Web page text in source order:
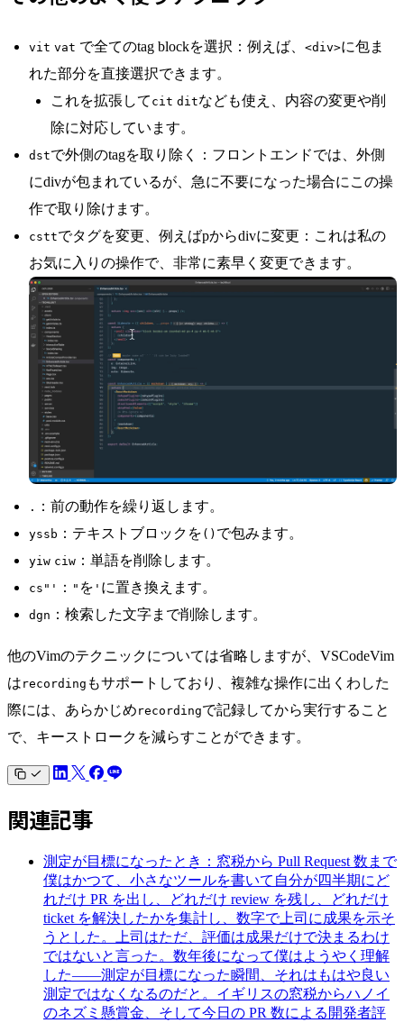
vit vat で全てのtag blockを選択：例えば、 <div>に包ま
れた部分を直接選択できます。
これを拡張して cit ditなども使え、内容の変更や削
除に対応しています。
dstで外側のtagを取り除く：フロントエンドでは、外側
にdivが包まれているが、急に不要になった場合にこの操
作で取り除けます。
csttでタグを変更、例えばpからdivに変更：これは私の
お気に入りの操作で、非常に素早く変更できます。
. ：前の動作を繰り返します。
yssb ：テキストブロックを () で包みます。
yiw ciw ：単語を削除します。
cs"' ： " を ' に置き換えます。
dgn ：検索した文字まで削除します。
他のVimのテクニックについては省略しますが、VSCodeVim
は recording もサポートしており、複雑な操作に出くわした
際には、あらかじめ recordingで記録してから実行すること
で、キーストロークを減らすことができます。
関連記事
測定が目標になったとき：窓税から Pull Request 数まで
僕はかつて、小さなツールを書いて自分が四半期にど
れだけ PR を出し、どれだけ review を残し、どれだけ
ticket を解決したかを集計し、数字で上司に成果を示そ
うとした。上司はただ、評価は成果だけで決まるわけ
ではないと言った。数年後になって僕はようやく理解
した——測定が目標になった瞬間、それはもはや良い
測定ではなくなるのだと。イギリスの窓税からハノイ
のネズミ懸賞金、そして今日の PR 数による開発者評